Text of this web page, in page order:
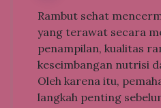
Rambut sehat
yang terawat secara
penampilan, kualitas
keseimbangan nutrisi
Oleh karena itu,
langkah penting